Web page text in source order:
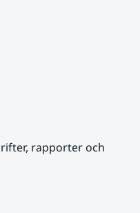
rapporter och